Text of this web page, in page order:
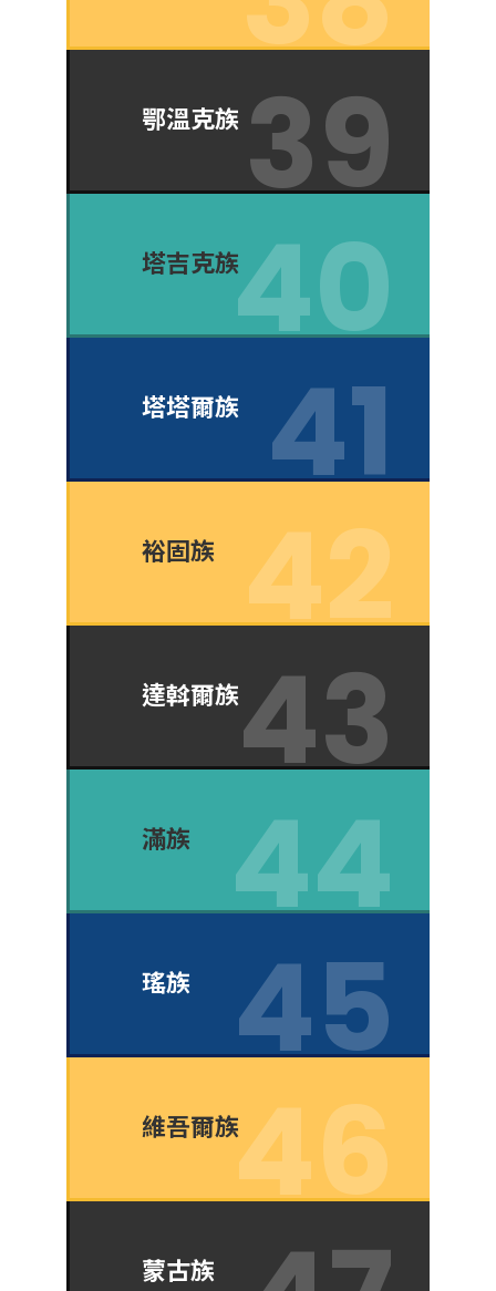
鄂溫克族
塔吉克族
塔塔爾族
裕固族
達斡爾族
滿族
瑤族
維吾爾族
蒙古族